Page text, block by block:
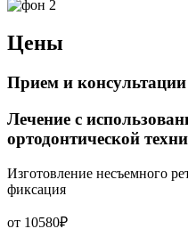
Цены
Прием и консультации
Лечение с
ортодонтической
Изготовление несъемного
фиксация
от 10580₽